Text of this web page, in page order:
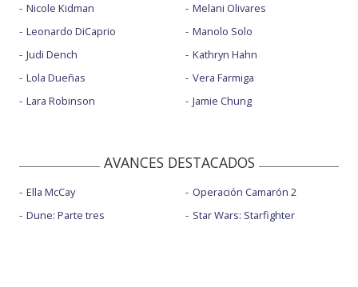
Nicole Kidman
Leonardo DiCaprio
Judi Dench
Lola Dueñas
Lara Robinson
Melani Olivares
Manolo Solo
Kathryn Hahn
Vera Farmiga
Jamie Chung
AVANCES DESTACADOS
Ella McCay
Dune: Parte tres
Operación Camarón 2
Star Wars: Starfighter